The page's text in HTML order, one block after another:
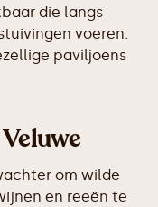
die langs
voeren.
paviljoens
om wilde
en reeën te